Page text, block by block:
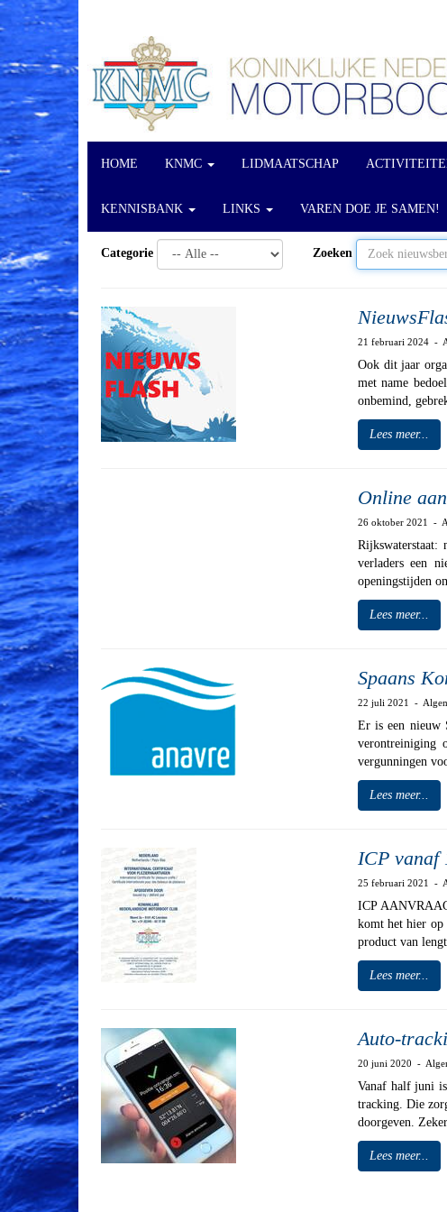
HOME KNMC LIDMAATSCHAP
KENNISBANK LINKS VAREN DOE JE SAMEN!
Categorie Zoeken
21 februari 2024 -
Ook dit jaar
met name
onbemind,
Lees meer...
Online
26 oktober 2021 -
verladers een
openingstijden
Lees meer...
Spaans
22 juli 2021 -
Er is een nieuw
verontreiniging
vergunningen
Lees meer...
ICP vanaf
25 februari 2021 -
ICP
komt het hier
product van
Lees meer...
Auto-
20 juni 2020 -
Vanaf half juni
tracking. Die
doorgeven.
Lees meer...